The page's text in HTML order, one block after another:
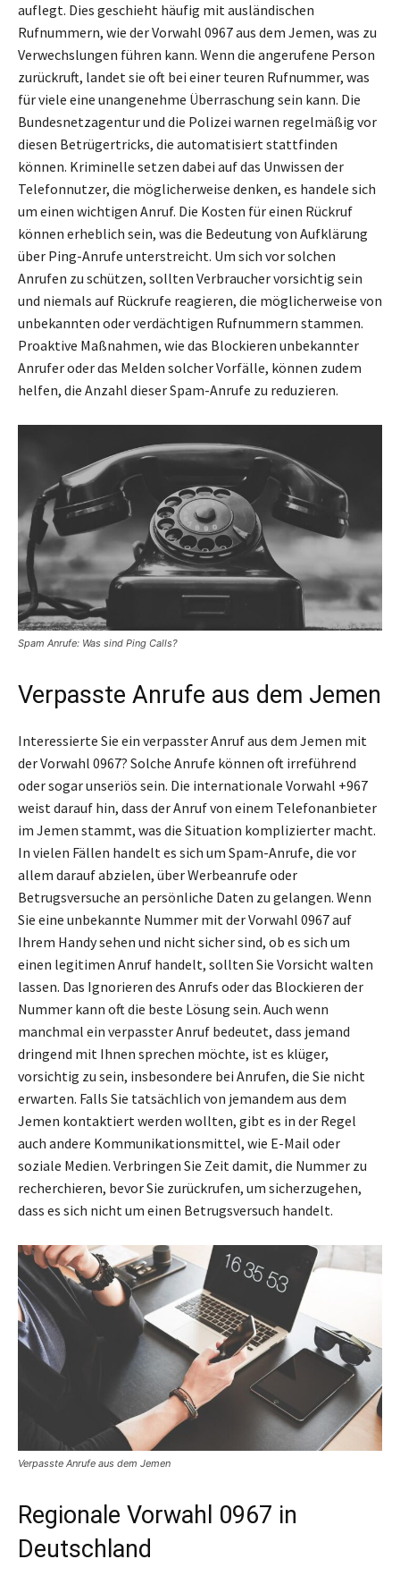
auflegt. Dies geschieht häufig mit ausländischen
Rufnummern, wie der Vorwahl 0967 aus dem Jemen, was zu
Verwechslungen führen kann. Wenn die angerufene Person
zurückruft, landet sie oft bei einer teuren Rufnummer, was
für viele eine unangenehme Überraschung sein kann. Die
Bundesnetzagentur und die Polizei warnen regelmäßig vor
diesen Betrügertricks, die automatisiert stattfinden
können. Kriminelle setzen dabei auf das Unwissen der
Telefonnutzer, die möglicherweise denken, es handele sich
um einen wichtigen Anruf. Die Kosten für einen Rückruf
können erheblich sein, was die Bedeutung von Aufklärung
über Ping-Anrufe unterstreicht. Um sich vor solchen
Anrufen zu schützen, sollten Verbraucher vorsichtig sein
und niemals auf Rückrufe reagieren, die möglicherweise von
unbekannten oder verdächtigen Rufnummern stammen.
Proaktive Maßnahmen, wie das Blockieren unbekannter
Anrufer oder das Melden solcher Vorfälle, können zudem
helfen, die Anzahl dieser Spam-Anrufe zu reduzieren.
Spam Anrufe: Was sind Ping Calls?
Verpasste Anrufe aus dem Jemen
Interessierte Sie ein verpasster Anruf aus dem Jemen mit
der Vorwahl 0967? Solche Anrufe können oft irreführend
oder sogar unseriös sein. Die internationale Vorwahl +967
weist darauf hin, dass der Anruf von einem Telefonanbieter
im Jemen stammt, was die Situation komplizierter macht.
In vielen Fällen handelt es sich um Spam-Anrufe, die vor
allem darauf abzielen, über Werbeanrufe oder
Betrugsversuche an persönliche Daten zu gelangen. Wenn
Sie eine unbekannte Nummer mit der Vorwahl 0967 auf
Ihrem Handy sehen und nicht sicher sind, ob es sich um
einen legitimen Anruf handelt, sollten Sie Vorsicht walten
lassen. Das Ignorieren des Anrufs oder das Blockieren der
Nummer kann oft die beste Lösung sein. Auch wenn
manchmal ein verpasster Anruf bedeutet, dass jemand
dringend mit Ihnen sprechen möchte, ist es klüger,
vorsichtig zu sein, insbesondere bei Anrufen, die Sie nicht
erwarten. Falls Sie tatsächlich von jemandem aus dem
Jemen kontaktiert werden wollten, gibt es in der Regel
auch andere Kommunikationsmittel, wie E-Mail oder
soziale Medien. Verbringen Sie Zeit damit, die Nummer zu
recherchieren, bevor Sie zurückrufen, um sicherzugehen,
dass es sich nicht um einen Betrugsversuch handelt.
Verpasste Anrufe aus dem Jemen
Regionale Vorwahl 0967 in
Deutschland